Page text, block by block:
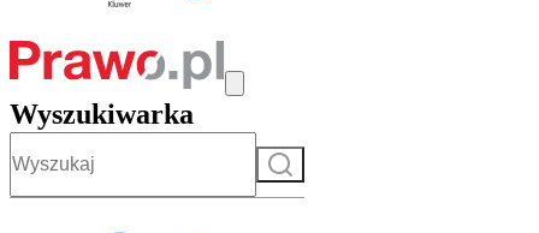
Wyszukiwarka
Szukaj